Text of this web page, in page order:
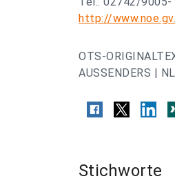
http://
OTS-
AUSSENDERS |
Stichworte